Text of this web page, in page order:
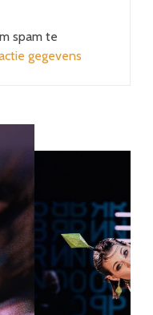
spam te
gegevens